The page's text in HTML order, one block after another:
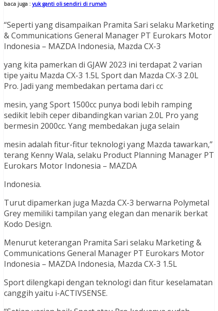
baca juga : yuk ganti oli sendiri di rumah
“Seperti yang disampaikan Pramita Sari selaku Marketing
& Communications General Manager PT Eurokars Motor
Indonesia – MAZDA Indonesia, Mazda CX-3
yang kita pamerkan di GJAW 2023 ini terdapat 2 varian
tipe yaitu Mazda CX-3 1.5L Sport dan Mazda CX-3 2.0L
Pro. Jadi yang membedakan pertama dari cc
mesin, yang Sport 1500cc punya bodi lebih ramping
sedikit lebih ceper dibandingkan varian 2.0L Pro yang
bermesin 2000cc. Yang membedakan juga selain
mesin adalah fitur-fitur teknologi yang Mazda tawarkan,”
terang Kenny Wala, selaku Product Planning Manager PT
Eurokars Motor Indonesia – MAZDA
Indonesia.
Turut dipamerkan juga Mazda CX-3 berwarna Polymetal
Grey memiliki tampilan yang elegan dan menarik berkat
Kodo Design.
Menurut keterangan Pramita Sari selaku Marketing &
Communications General Manager PT Eurokars Motor
Indonesia – MAZDA Indonesia, Mazda CX-3 1.5L
Sport dilengkapi dengan teknologi dan fitur keselamatan
canggih yaitu i-ACTIVSENSE.